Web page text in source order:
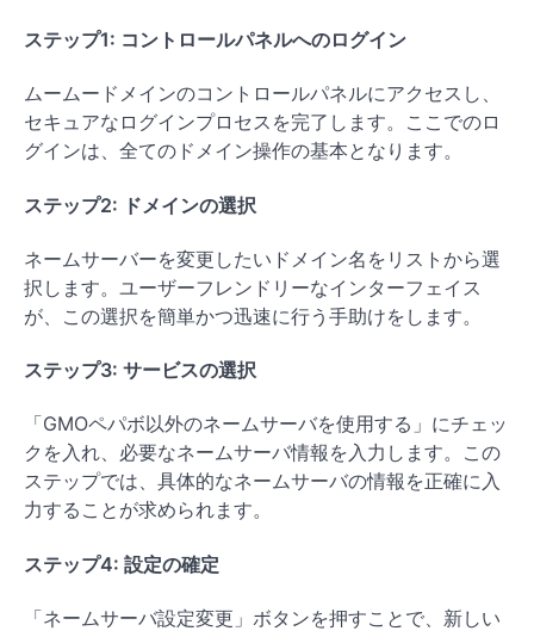
ステップ1: コントロールパネルへのログイン
ムームードメインのコントロールパネルにアクセスし、
セキュアなログインプロセスを完了します。ここでのロ
グインは、全てのドメイン操作の基本となります。
ステップ2: ドメインの選択
ネームサーバーを変更したいドメイン名をリストから選
択します。ユーザーフレンドリーなインターフェイス
が、この選択を簡単かつ迅速に行う手助けをします。
ステップ3: サービスの選択
「GMOペパボ以外のネームサーバを使用する」にチェッ
クを入れ、必要なネームサーバ情報を入力します。この
ステップでは、具体的なネームサーバの情報を正確に入
力することが求められます。
ステップ4: 設定の確定
「ネームサーバ設定変更」ボタンを押すことで、新しい